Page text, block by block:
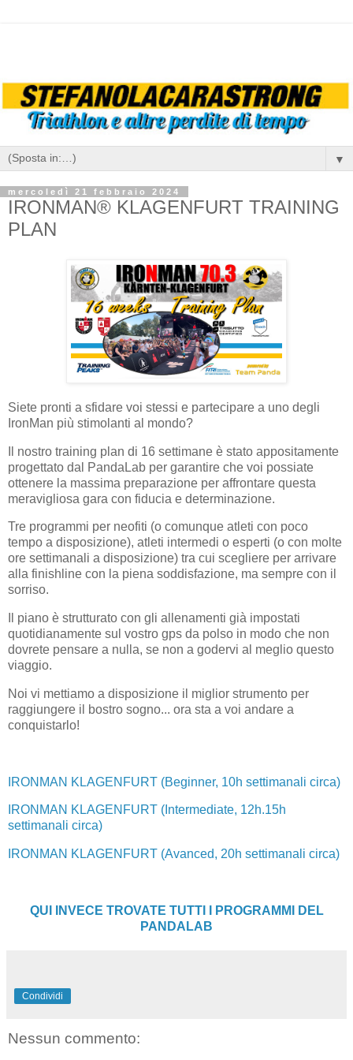
▼
mercoledì 21 febbraio 2024
IRONMAN® KLAGENFURT TRAINING
PLAN
Siete pronti a sfidare voi stessi e partecipare a uno degli
IronMan più stimolanti al mondo?
Il nostro training plan di 16 settimane è stato appositamente
progettato dal PandaLab per garantire che voi possiate
ottenere la massima preparazione per affrontare questa
meravigliosa gara con fiducia e determinazione.
Tre programmi per neofiti (o comunque atleti con poco
tempo a disposizione), atleti intermedi o esperti (o con molte
ore settimanali a disposizione) tra cui scegliere per arrivare
alla finishline con la piena soddisfazione, ma sempre con il
sorriso.
Il piano è strutturato con gli allenamenti già impostati
quotidianamente sul vostro gps da polso in modo che non
dovrete pensare a nulla, se non a godervi al meglio questo
viaggio.
Noi vi mettiamo a disposizione il miglior strumento per
raggiungere il bostro sogno... ora sta a voi andare a
conquistarlo!
IRONMAN KLAGENFURT (Beginner, 10h settimanali circa)
IRONMAN KLAGENFURT (Intermediate, 12h.15h
settimanali circa)
IRONMAN KLAGENFURT (Avanced, 20h settimanali circa)
QUI INVECE TROVATE TUTTI I PROGRAMMI DEL
PANDALAB
Condividi
Nessun commento: